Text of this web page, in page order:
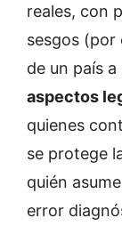
reales, con
sesgos (por
de un país
aspectos
quienes
se protege
quién
error